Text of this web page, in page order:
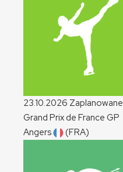
23.10.2026 Zaplanowane
Grand Prix de France GP
Angers
(FRA)